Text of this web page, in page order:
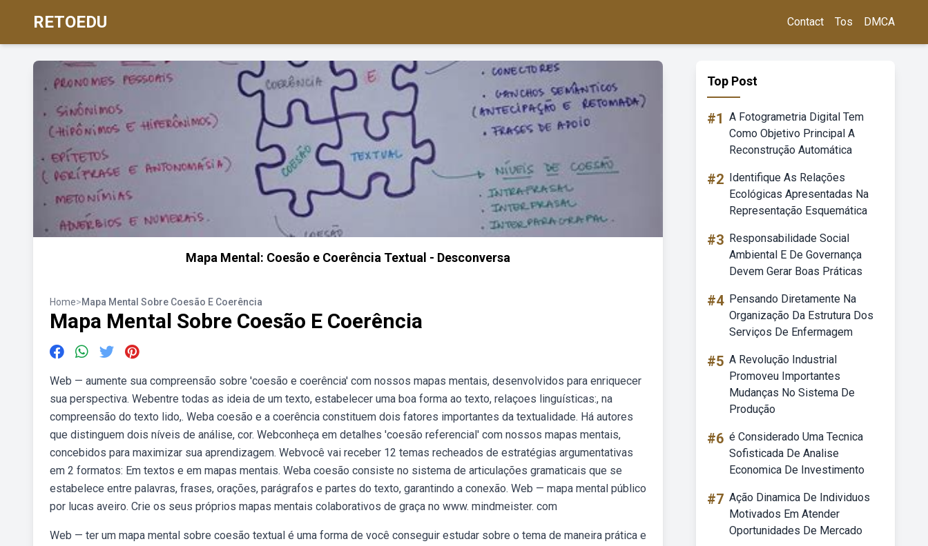
RETOEDU Contact Tos DMCA
Mapa Mental: Coesão e Coerência Textual - Desconversa
Home>Mapa Mental Sobre Coesão E Coerência
Mapa Mental Sobre Coesão E Coerência
Web — aumente sua compreensão sobre 'coesão e coerência' com nossos mapas mentais, desenvolvidos para enriquecer
sua perspectiva. Webentre todas as ideia de um texto, estabelecer uma boa forma ao texto, relaçoes linguísticas:, na
compreensão do texto lido,. Weba coesão e a coerência constituem dois fatores importantes da textualidade. Há autores
que distinguem dois níveis de análise, cor. Webconheça em detalhes 'coesão referencial' com nossos mapas mentais,
concebidos para maximizar sua aprendizagem. Webvocê vai receber 12 temas recheados de estratégias argumentativas
em 2 formatos: Em textos e em mapas mentais. Weba coesão consiste no sistema de articulações gramaticais que se
estabelece entre palavras, frases, orações, parágrafos e partes do texto, garantindo a conexão. Web — mapa mental público
por lucas aveiro. Crie os seus próprios mapas mentais colaborativos de graça no www. mindmeister. com
Web — ter um mapa mental sobre coesão textual é uma forma de você conseguir estudar sobre o tema de maneira prática e
Top Post
#1 A Fotogrametria Digital Tem
Como Objetivo Principal A
Reconstrução Automática
#2 Identifique As Relações
Ecológicas Apresentadas Na
Representação Esquemática
#3 Responsabilidade Social
Ambiental E De Governança
Devem Gerar Boas Práticas
#4 Pensando Diretamente Na
Organização Da Estrutura Dos
Serviços De Enfermagem
#5 A Revolução Industrial
Promoveu Importantes
Mudanças No Sistema De
Produção
#6 é Considerado Uma Tecnica
Sofisticada De Analise
Economica De Investimento
#7 Ação Dinamica De Individuos
Motivados Em Atender
Oportunidades De Mercado